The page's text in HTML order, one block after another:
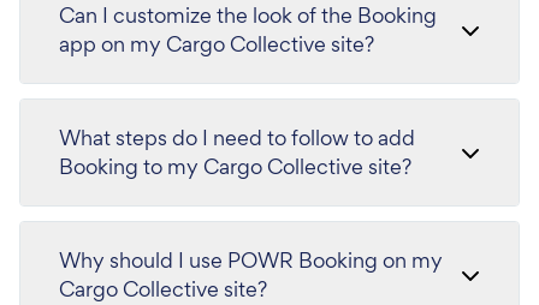
Can I customize the look of the Booking
app on my Cargo Collective site?
What steps do I need to follow to add
Booking to my Cargo Collective site?
Why should I use POWR Booking on my
Cargo Collective site?